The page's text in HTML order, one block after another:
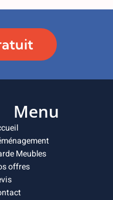
Menu
Meubles
offres